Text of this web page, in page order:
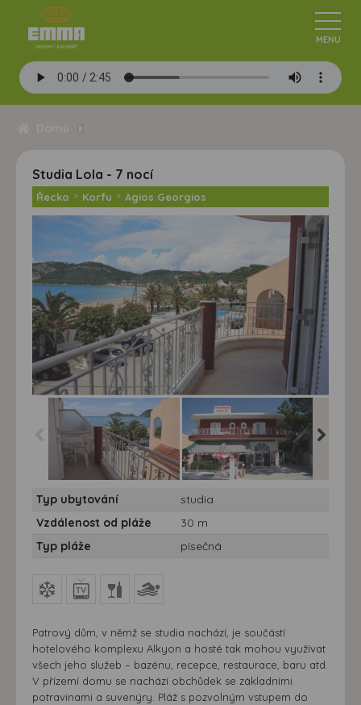
Studia Lola - 7 nocí
Řecko > Korfu > Agios Georgios
Studia Lola - Řecko,
Korfu
Studia Lola - Řecko,
Korfu
Typ ubytování
studia
Vzdálenost od pláže
30 m
Typ pláže
písečná
Patrový dům, v němž se studia nachází, je součástí
hotelového komplexu Alkyon a hosté tak mohou využívat
všech jeho služeb – bazénu, recepce, restaurace, baru atd.
V přízemí domu se nachází obchůdek se základními
potravinami a suvenýry. Pláž s pozvolným vstupem do